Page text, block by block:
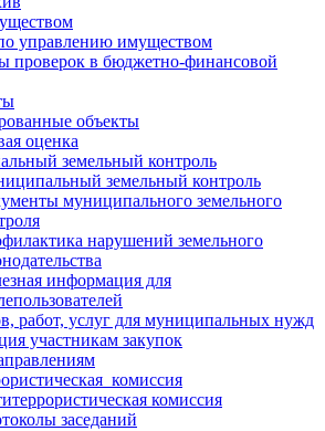
управлению имуществом
проверок в бюджетно-финансовой
объекты
оценка
земельный контроль
земельный контроль
муниципального земельного
нарушений земельного
информация для
работ, услуг для муниципальных нужд
участникам закупок
комиссия
комиссия
заседаний